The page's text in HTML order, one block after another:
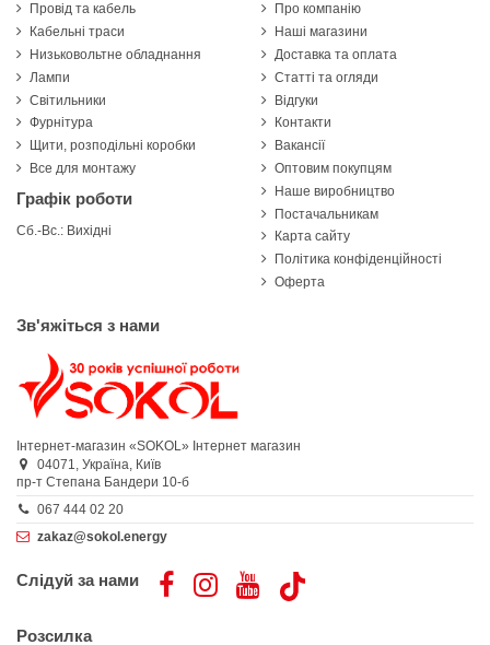
Провід та кабель
Кабельні траси
Низьковольтне обладнання
Лампи
Світильники
Фурнітура
Щити, розподільні коробки
Все для монтажу
Графік роботи
Сб.-Вс.: Вихідні
Про компанію
Наші магазини
Доставка та оплата
Статті та огляди
Відгуки
Контакти
Вакансії
Оптовим покупцям
Наше виробництво
Постачальникам
Карта сайту
Політика конфіденційності
Оферта
Зв'яжіться з нами
Інтернет-магазин «SOKOL» Інтернет магазин
04071, Україна, Київ
пр-т Степана Бандери 10-б
067 444 02 20
zakaz@sokol.energy
Слідуй за нами
Розсилка